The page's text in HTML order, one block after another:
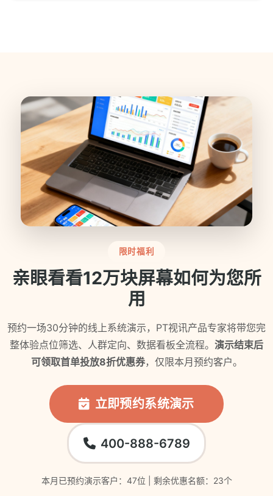
限时福利
亲眼看看12万块屏幕如何为您所
用
预约一场30分钟的线上系统演示，PT视讯产品专家将带您完
整体验点位筛选、人群定向、数据看板全流程。 演示结束后
可领取首单投放8折优惠券，仅限本月预约客户。
立即预约系统演示
400-888-6789
本月已预约演示客户：47位 | 剩余优惠名额：23个